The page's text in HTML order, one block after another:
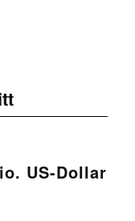
US-Dollar